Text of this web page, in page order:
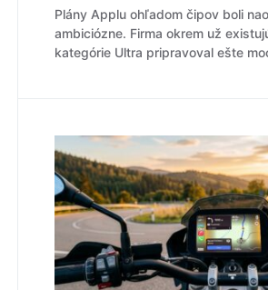
Plány Applu ohľadom čipov boli
ambiciózne. Firma okrem už
kategórie Ultra pripravoval ešte